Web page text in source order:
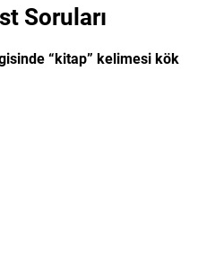
Soruları
“kitap” kelimesi kök